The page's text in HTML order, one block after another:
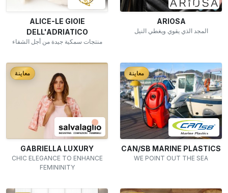
ALICE-LE GIOIE
DELL'ADRIATICO
منتجات سمكية جيدة من أجل الشفاء
ARIOSA
المجد الذي يقوي ويغطي النيل
معاينة
GABRIELLA LUXURY
CHIC ELEGANCE TO ENHANCE
FEMININITY
معاينة
CAN/SB MARINE PLASTICS
WE POINT OUT THE SEA